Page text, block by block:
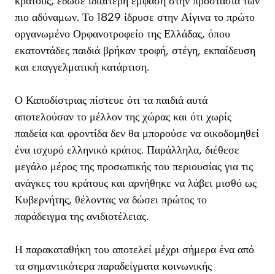
πιο αδύναμων. Το 1829 ίδρυσε στην Αίγινα το πρώτο
οργανωμένο Ορφανοτροφείο της Ελλάδας, όπου
εκατοντάδες παιδιά βρήκαν τροφή, στέγη, εκπαίδευση
και επαγγελματική κατάρτιση.
Ο Καποδίστριας πίστευε ότι τα παιδιά αυτά
αποτελούσαν το μέλλον της χώρας και ότι χωρίς
παιδεία και φροντίδα δεν θα μπορούσε να οικοδομηθεί
ένα ισχυρό ελληνικό κράτος. Παράλληλα, διέθεσε
μεγάλο μέρος της προσωπικής του περιουσίας για τις
ανάγκες του κράτους και αρνήθηκε να λάβει μισθό ως
Κυβερνήτης, θέλοντας να δώσει πρώτος το
παράδειγμα της ανιδιοτέλειας.
Η παρακαταθήκη του αποτελεί μέχρι σήμερα ένα από
τα σημαντικότερα παραδείγματα κοινωνικής